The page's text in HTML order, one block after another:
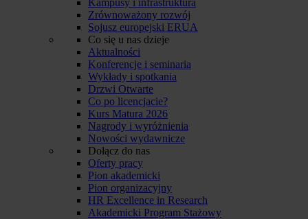
Zrównoważony rozwój
Sojusz europejski ERUA
Co się u nas dzieje
Aktualności
Konferencje i seminaria
Wykłady i spotkania
Drzwi Otwarte
Co po licencjacie?
Kurs Matura 2026
Nagrody i wyróżnienia
Nowości wydawnicze
Dołącz do nas
Oferty pracy
Pion akademicki
Pion organizacyjny
HR Excellence in Research
Akademicki Program Stażowy